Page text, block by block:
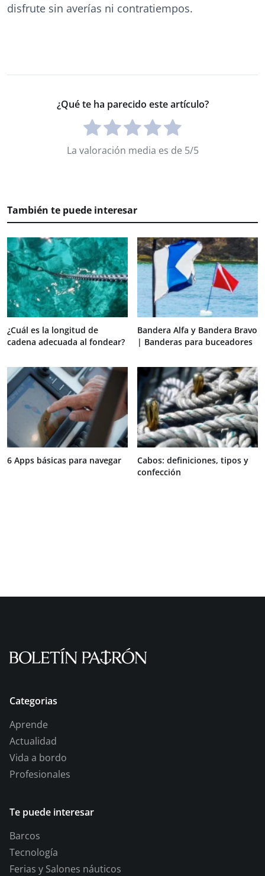
disfrute sin averías ni contratiempos.
¿Qué te ha parecido este artículo?
La valoración media es de 5/5
También te puede interesar
¿Cuál es la longitud de
cadena adecuada al fondear?
Bandera Alfa y Bandera Bravo
| Banderas para buceadores
6 Apps básicas para navegar
Cabos: definiciones, tipos y
confección
Categorias
Aprende
Actualidad
Vida a bordo
Profesionales
Te puede interesar
Barcos
Tecnología
Ferias y Salones náuticos